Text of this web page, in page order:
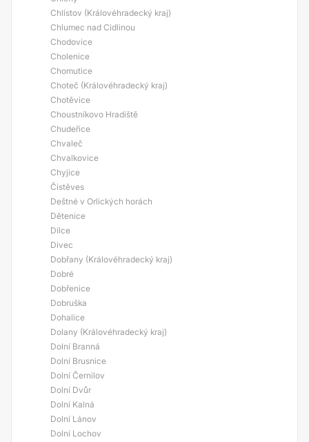
Chlístov (Královéhradecký kraj)
Chlumec nad Cidlinou
Chodovice
Cholenice
Chomutice
Choteč (Královéhradecký kraj)
Chotěvice
Choustníkovo Hradiště
Chudeřice
Chvaleč
Chvalkovice
Chyjice
Čistěves
Deštné v Orlických horách
Dětenice
Dílce
Divec
Dobřany (Královéhradecký kraj)
Dobré
Dobřenice
Dobruška
Dohalice
Dolany (Královéhradecký kraj)
Dolní Branná
Dolní Brusnice
Dolní Černilov
Dolní Dvůr
Dolní Kalná
Dolní Lánov
Dolní Lochov